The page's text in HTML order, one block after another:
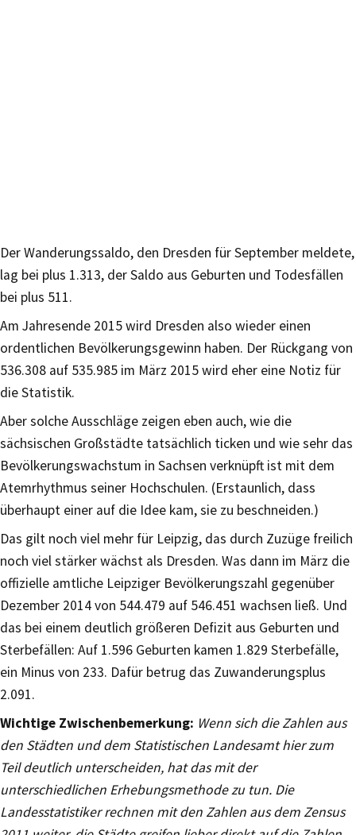
Der Wanderungssaldo, den Dresden für September meldete,
lag bei plus 1.313, der Saldo aus Geburten und Todesfällen
bei plus 511.
Am Jahresende 2015 wird Dresden also wieder einen
ordentlichen Bevölkerungsgewinn haben. Der Rückgang von
536.308 auf 535.985 im März 2015 wird eher eine Notiz für
die Statistik.
Aber solche Ausschläge zeigen eben auch, wie die
sächsischen Großstädte tatsächlich ticken und wie sehr das
Bevölkerungswachstum in Sachsen verknüpft ist mit dem
Atemrhythmus seiner Hochschulen. (Erstaunlich, dass
überhaupt einer auf die Idee kam, sie zu beschneiden.)
Das gilt noch viel mehr für Leipzig, das durch Zuzüge freilich
noch viel stärker wächst als Dresden. Was dann im März die
offizielle amtliche Leipziger Bevölkerungszahl gegenüber
Dezember 2014 von 544.479 auf 546.451 wachsen ließ. Und
das bei einem deutlich größeren Defizit aus Geburten und
Sterbefällen: Auf 1.596 Geburten kamen 1.829 Sterbefälle,
ein Minus von 233. Dafür betrug das Zuwanderungsplus
2.091.
Wichtige Zwischenbemerkung: Wenn sich die Zahlen aus
den Städten und dem Statistischen Landesamt hier zum
Teil deutlich unterscheiden, hat das mit der
unterschiedlichen Erhebungsmethode zu tun. Die
Landesstatistiker rechnen mit den Zahlen aus dem Zensus